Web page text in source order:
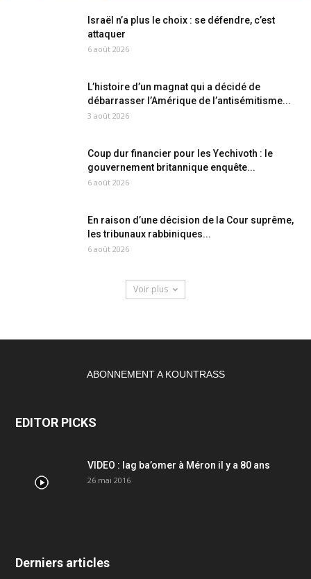
Israël n’a plus le choix : se défendre, c’est
attaquer
6 août 2026
L’histoire d’un magnat qui a décidé de
débarrasser l’Amérique de l’antisémitisme...
3 août 2026
Coup dur financier pour les Yechivoth : le
gouvernement britannique enquête...
6 août 2026
En raison d’une décision de la Cour suprême,
les tribunaux rabbiniques...
6 août 2026
Voir plus
ABONNEMENT A KOUNTRASS
EDITOR PICKS
VIDEO : lag ba’omer à Méron il y a 80 ans
26 mai 2016
Derniers articles